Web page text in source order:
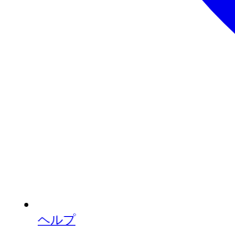
ヘルプ